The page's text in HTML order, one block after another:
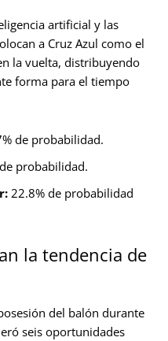
artificial y las
a Cruz Azul como el
la vuelta, distribuyendo
forma para el tiempo
de probabilidad.
probabilidad.
22.8% de probabilidad
la tendencia de
del balón durante
seis oportunidades